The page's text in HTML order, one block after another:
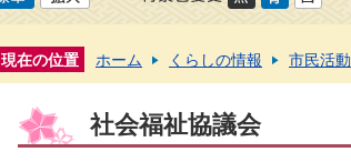
現在の位置 ホーム くらしの情報 市民活動
社会福祉協議会